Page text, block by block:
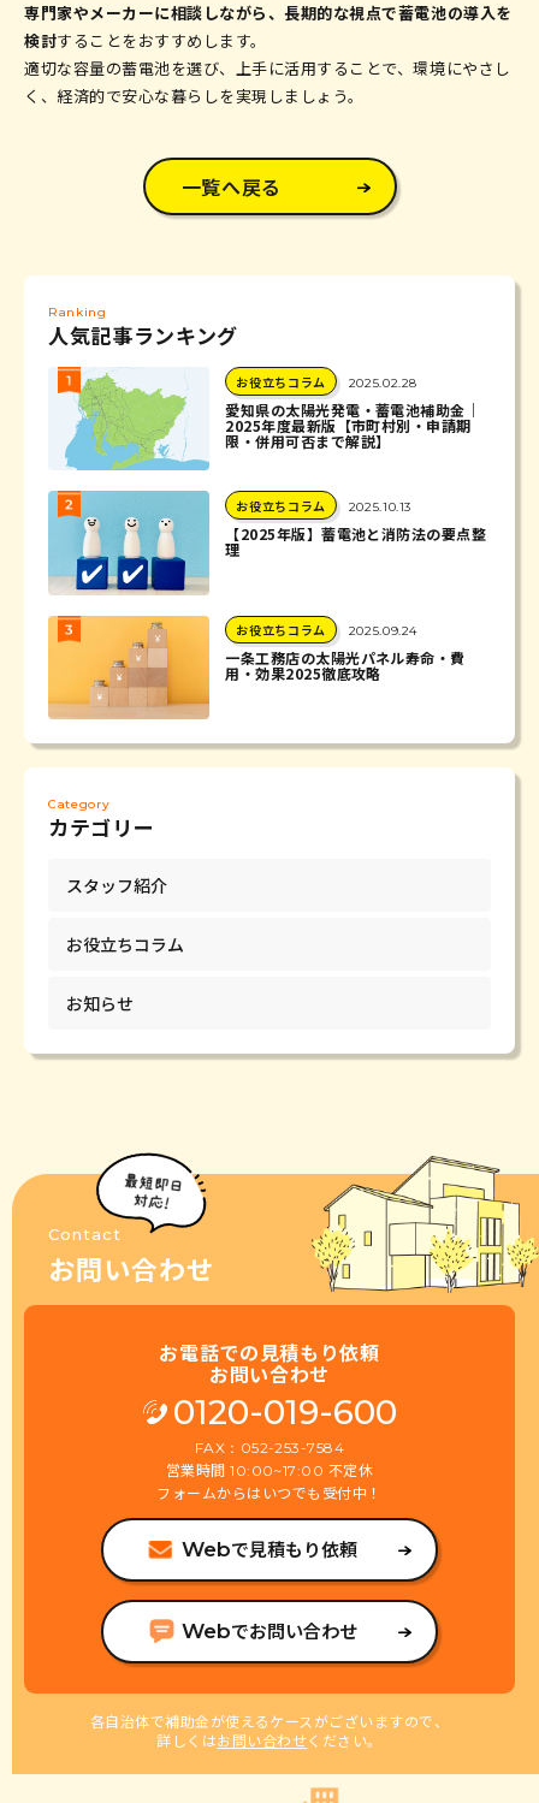
専門家やメーカーに相談しながら、長期的な視点で蓄電池の導入を
検討することをおすすめします。
適切な容量の蓄電池を選び、上手に活用することで、環境にやさし
く、経済的で安心な暮らしを実現しましょう。
一覧へ戻る
Ranking
人気記事ランキング
お役立ちコラム 2025.02.28
愛知県の太陽光発電・蓄電池補助金｜
2025年度最新版【市町村別・申請期
限・併用可否まで解説】
お役立ちコラム 2025.10.13
【2025年版】蓄電池と消防法の要点整
理
お役立ちコラム 2025.09.24
一条工務店の太陽光パネル寿命・費
用・効果2025徹底攻略
Category
カテゴリー
スタッフ紹介
お役立ちコラム
お知らせ
Contact
お問い合わせ
お電話での見積もり依頼
お問い合わせ
0120-019-600
FAX：052-253-7584
営業時間10:00~17:00 不定休
フォームからはいつでも受付中！
Webで見積もり依頼
Webでお問い合わせ
各自治体で補助金が使えるケースがございますので、
詳しくはお問い合わせください。